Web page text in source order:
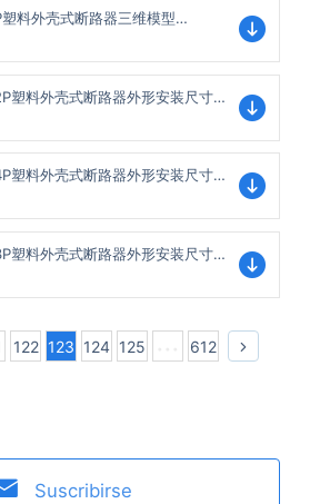
料外壳式断路器三维模型
塑料外壳式断路器外形安装尺寸
塑料外壳式断路器外形安装尺寸
塑料外壳式断路器外形安装尺寸
122 123 124 125 612
Suscribirse